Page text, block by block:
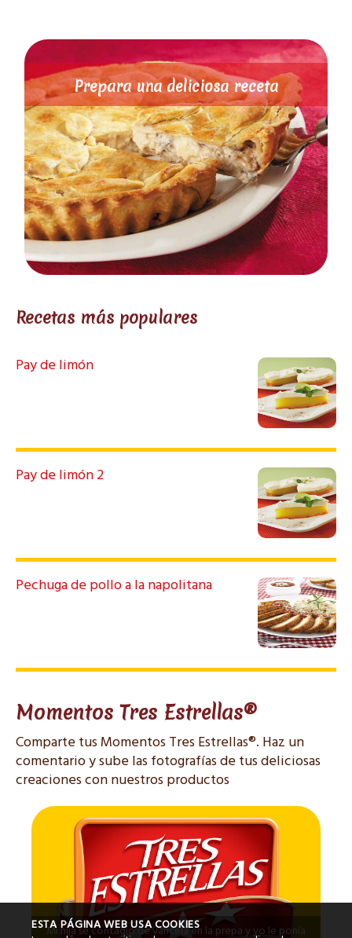
Prepara una deliciosa receta
Recetas más populares
Pay de limón
Pay de limón 2
Pechuga de pollo a la napolitana
Momentos Tres Estrellas®
Comparte tus Momentos Tres Estrellas®. Haz un
comentario y sube las fotografías de tus deliciosas
creaciones con nuestros productos
Mi hija se contagió de varicela en la prepa y yo le ponía
ESTA PÁGINA WEB USA COOKIES